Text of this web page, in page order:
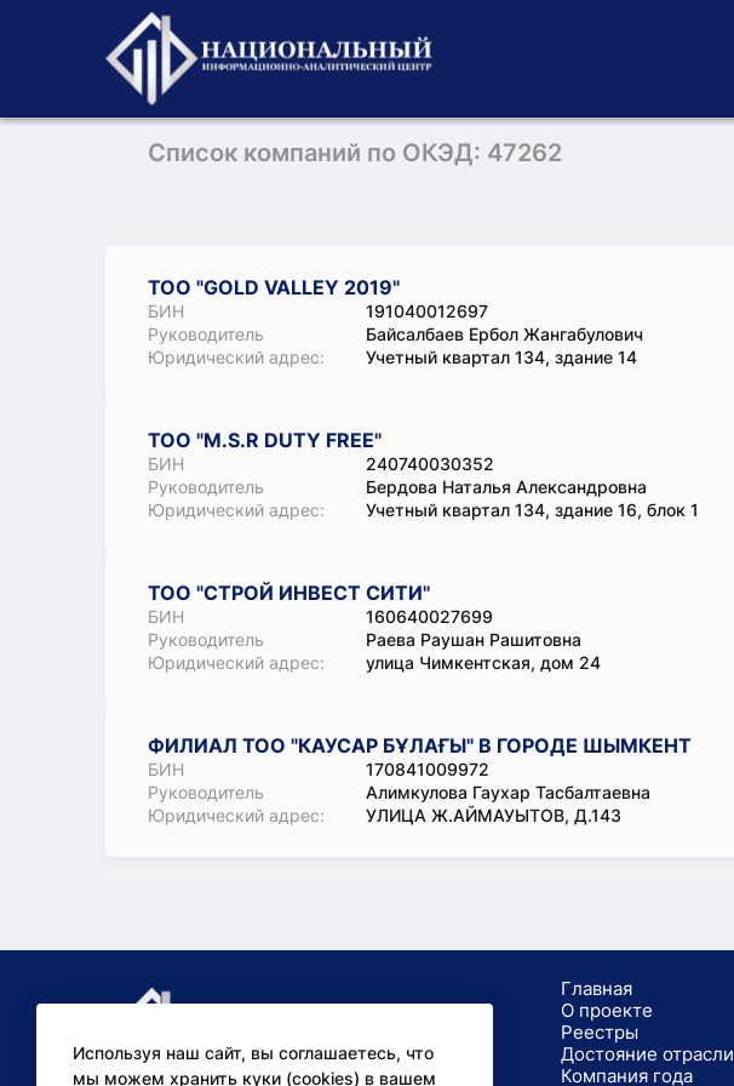
Список компаний по ОКЭД: 47262
ТОО "GOLD VALLEY 2019"
БИН
191040012697
Руководитель
Байсалбаев Ербол Жангабулович
Юридический адрес:
Учетный квартал 134, здание 14
ТОО "M.S.R DUTY FREE"
БИН
240740030352
Руководитель
Бердова Наталья Александровна
Юридический адрес:
Учетный квартал 134, здание 16, блок 1
ТОО "СТРОЙ ИНВЕСТ СИТИ"
БИН
160640027699
Руководитель
Раева Раушан Рашитовна
Юридический адрес:
улица Чимкентская, дом 24
ФИЛИАЛ ТОО "КАУСАР БҰЛАҒЫ" В ГОРОДЕ ШЫМКЕНТ
БИН
170841009972
Руководитель
Алимкулова Гаухар Тасбалтаевна
Юридический адрес:
УЛИЦА Ж.АЙМАУЫТОВ, Д.143
Используя наш сайт, вы соглашаетесь, что
мы можем хранить куки (cookies) в вашем
Главная
О проекте
Реестры
Достояние отрасли
Компания года